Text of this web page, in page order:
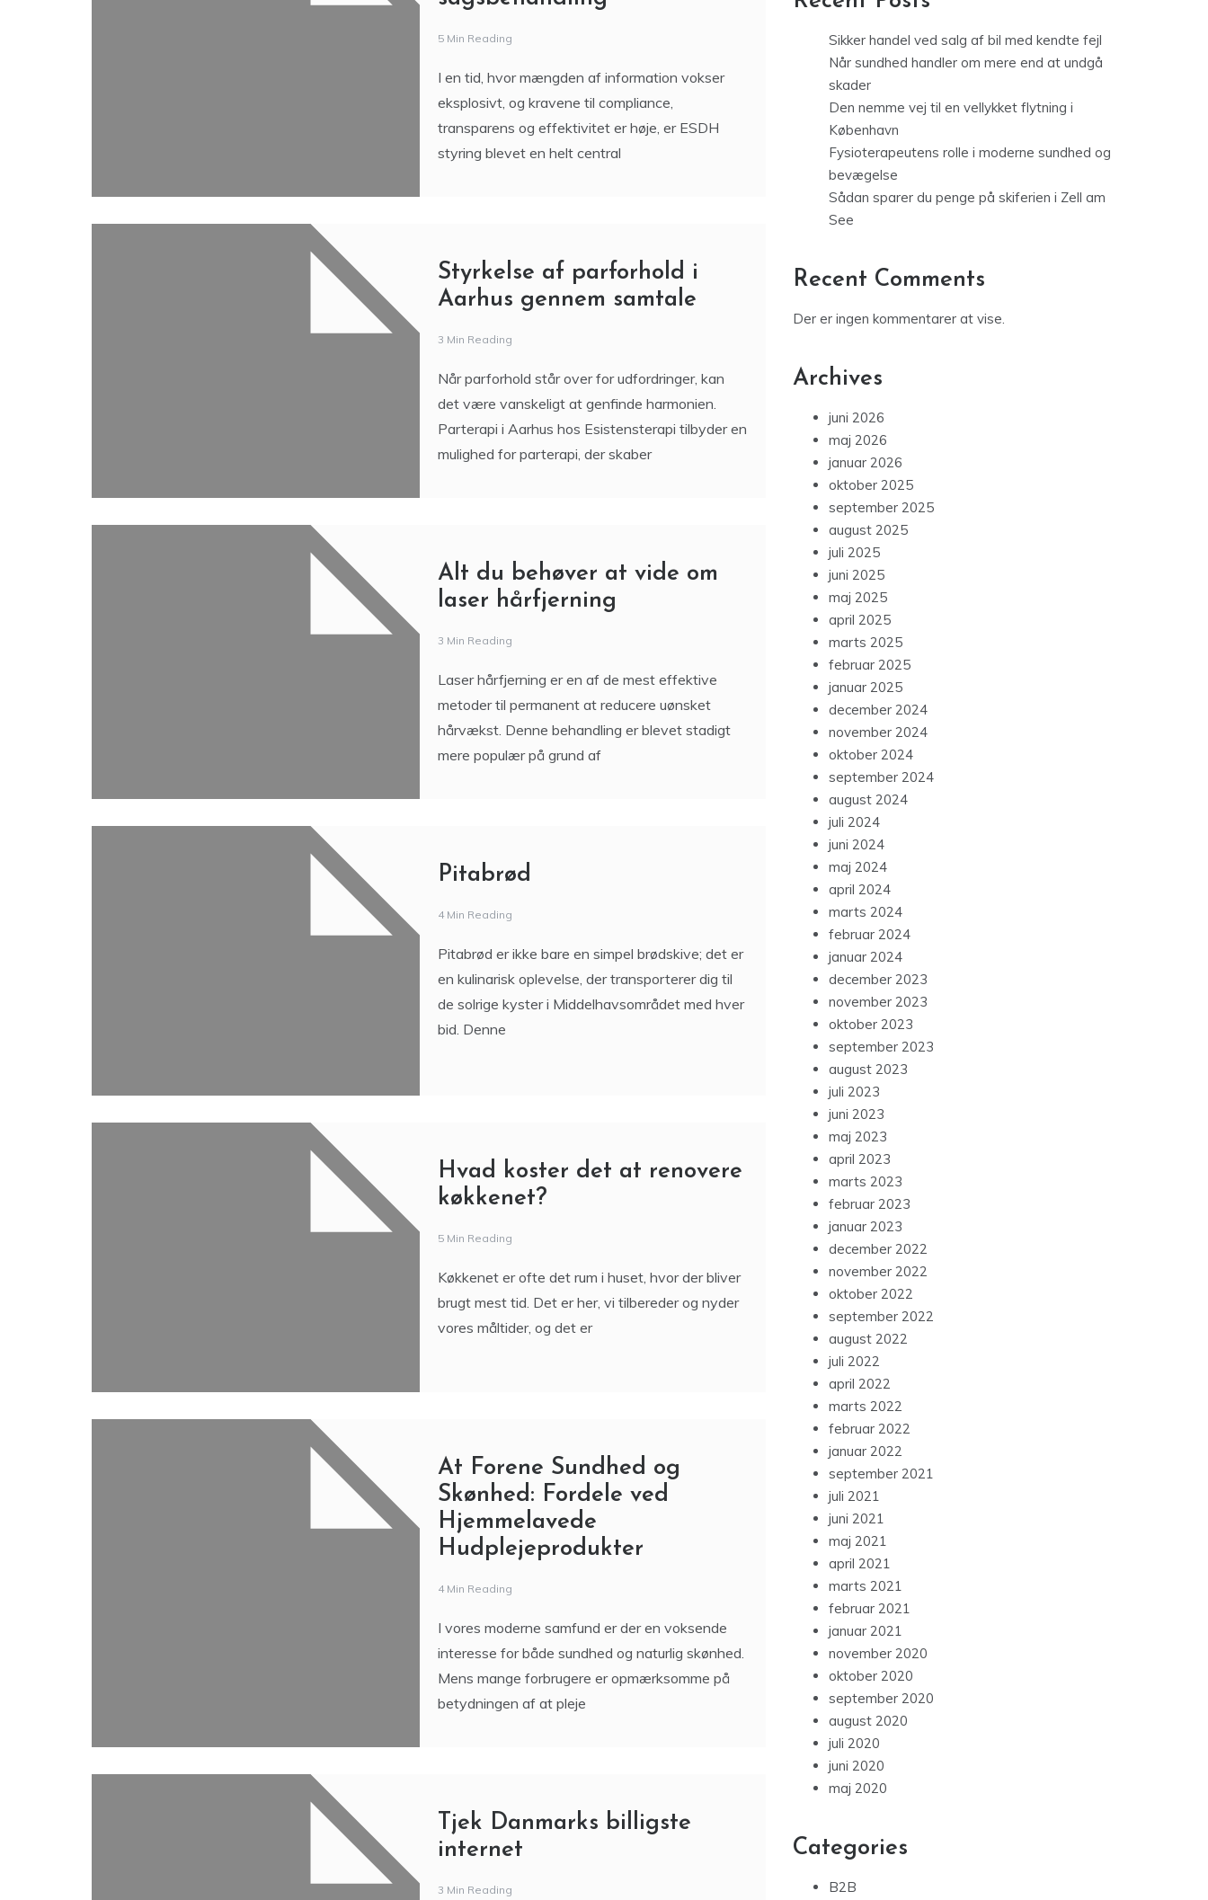
5 Min Reading
I en tid, hvor mængden af information vokser
eksplosivt, og kravene til compliance,
transparens og effektivitet er høje, er ESDH
styring blevet en helt central
Styrkelse af parforhold i
Aarhus gennem samtale
3 Min Reading
Når parforhold står over for udfordringer, kan
det være vanskeligt at genfinde harmonien.
Parterapi i Aarhus hos Esistensterapi tilbyder en
mulighed for parterapi, der skaber
Alt du behøver at vide om
laser hårfjerning
3 Min Reading
Laser hårfjerning er en af de mest effektive
metoder til permanent at reducere uønsket
hårvækst. Denne behandling er blevet stadigt
mere populær på grund af
Pitabrød
4 Min Reading
Pitabrød er ikke bare en simpel brødskive; det er
en kulinarisk oplevelse, der transporterer dig til
de solrige kyster i Middelhavsområdet med hver
bid. Denne
Hvad koster det at renovere
køkkenet?
5 Min Reading
Køkkenet er ofte det rum i huset, hvor der bliver
brugt mest tid. Det er her, vi tilbereder og nyder
vores måltider, og det er
At Forene Sundhed og
Skønhed: Fordele ved
Hjemmelavede
Hudplejeprodukter
4 Min Reading
I vores moderne samfund er der en voksende
interesse for både sundhed og naturlig skønhed.
Mens mange forbrugere er opmærksomme på
betydningen af at pleje
Tjek Danmarks billigste
internet
3 Min Reading
Sikker handel ved salg af bil med kendte fejl
Når sundhed handler om mere end at undgå
skader
Den nemme vej til en vellykket flytning i
København
Fysioterapeutens rolle i moderne sundhed og
bevægelse
Sådan sparer du penge på skiferien i Zell am
See
Recent Comments
Der er ingen kommentarer at vise.
Archives
juni 2026
maj 2026
januar 2026
oktober 2025
september 2025
august 2025
juli 2025
juni 2025
maj 2025
april 2025
marts 2025
februar 2025
januar 2025
december 2024
november 2024
oktober 2024
september 2024
august 2024
juli 2024
juni 2024
maj 2024
april 2024
marts 2024
februar 2024
januar 2024
december 2023
november 2023
oktober 2023
september 2023
august 2023
juli 2023
juni 2023
maj 2023
april 2023
marts 2023
februar 2023
januar 2023
december 2022
november 2022
oktober 2022
september 2022
august 2022
juli 2022
april 2022
marts 2022
februar 2022
januar 2022
september 2021
juli 2021
juni 2021
maj 2021
april 2021
marts 2021
februar 2021
januar 2021
november 2020
oktober 2020
september 2020
august 2020
juli 2020
juni 2020
maj 2020
Categories
B2B